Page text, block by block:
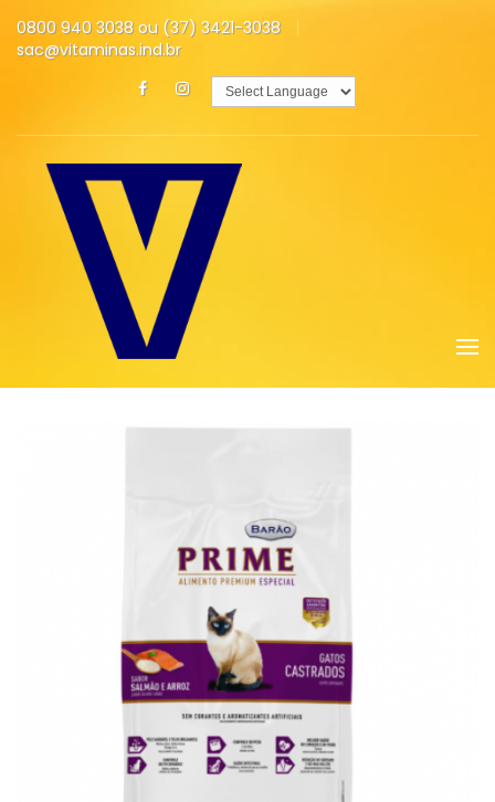
0800 940 3038 ou (37) 3421-3038
sac@vitaminas.ind.br